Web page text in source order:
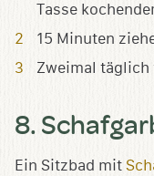
Tasse
15 Minuten
Zweimal
8.
Ein Sitzbad mit